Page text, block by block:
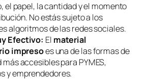
el papel, la cantidad y el momento
No estás sujeto a los
algoritmos de las redes sociales.
Efectivo: El material
impresoes una de las formas de
accesibles para PYMES,
y emprendedores.